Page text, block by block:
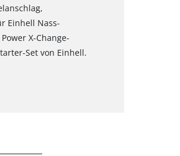
Einhell Nass-
X-Change-
Set von Einhell.